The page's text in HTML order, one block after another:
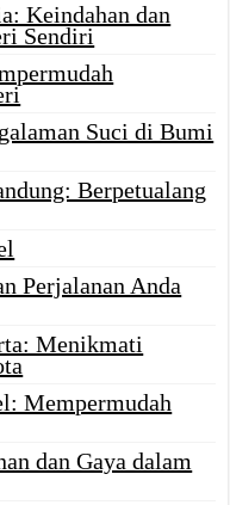
Keindahan dan
Sendiri
Suci di Bumi
Berpetualang
Perjalanan Anda
Menikmati
Mempermudah
dan Gaya dalam